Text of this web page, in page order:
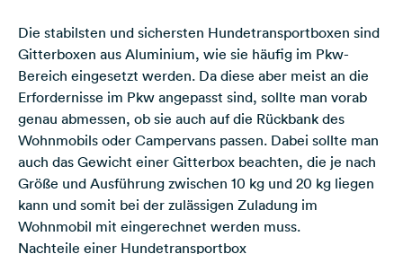
Die stabilsten und sichersten Hundetransportboxen sind
Gitterboxen aus Aluminium, wie sie häufig im Pkw-
Bereich eingesetzt werden. Da diese aber meist an die
Erfordernisse im Pkw angepasst sind, sollte man vorab
genau abmessen, ob sie auch auf die Rückbank des
Wohnmobils oder Campervans passen. Dabei sollte man
auch das Gewicht einer Gitterbox beachten, die je nach
Größe und Ausführung zwischen 10 kg und 20 kg liegen
kann und somit bei der zulässigen Zuladung im
Wohnmobil mit eingerechnet werden muss.
Nachteile einer Hundetransportbox